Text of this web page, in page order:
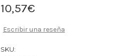
10,57€
Escribir una reseña
SKU: